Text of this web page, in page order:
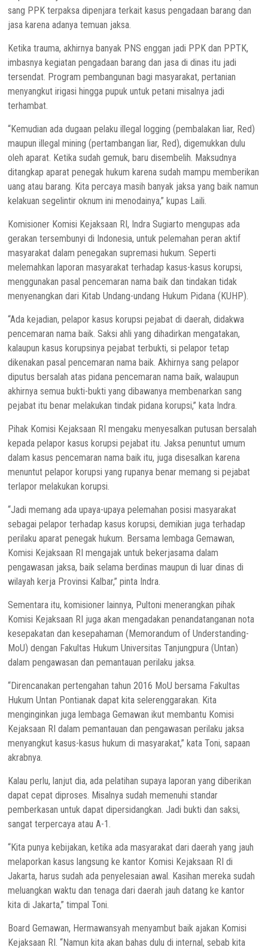
sang PPK terpaksa dipenjara terkait kasus pengadaan barang dan
jasa karena adanya temuan jaksa.
Ketika trauma, akhirnya banyak PNS enggan jadi PPK dan PPTK,
imbasnya kegiatan pengadaan barang dan jasa di dinas itu jadi
tersendat. Program pembangunan bagi masyarakat, pertanian
menyangkut irigasi hingga pupuk untuk petani misalnya jadi
terhambat.
“Kemudian ada dugaan pelaku illegal logging (pembalakan liar, Red)
maupun illegal mining (pertambangan liar, Red), digemukkan dulu
oleh aparat. Ketika sudah gemuk, baru disembelih. Maksudnya
ditangkap aparat penegak hukum karena sudah mampu memberikan
uang atau barang. Kita percaya masih banyak jaksa yang baik namun
kelakuan segelintir oknum ini menodainya,” kupas Laili.
Komisioner Komisi Kejaksaan RI, Indra Sugiarto mengupas ada
gerakan tersembunyi di Indonesia, untuk pelemahan peran aktif
masyarakat dalam penegakan supremasi hukum. Seperti
melemahkan laporan masyarakat terhadap kasus-kasus korupsi,
menggunakan pasal pencemaran nama baik dan tindakan tidak
menyenangkan dari Kitab Undang-undang Hukum Pidana (KUHP).
“Ada kejadian, pelapor kasus korupsi pejabat di daerah, didakwa
pencemaran nama baik. Saksi ahli yang dihadirkan mengatakan,
kalaupun kasus korupsinya pejabat terbukti, si pelapor tetap
dikenakan pasal pencemaran nama baik. Akhirnya sang pelapor
diputus bersalah atas pidana pencemaran nama baik, walaupun
akhirnya semua bukti-bukti yang dibawanya membenarkan sang
pejabat itu benar melakukan tindak pidana korupsi,” kata Indra.
Pihak Komisi Kejaksaan RI mengaku menyesalkan putusan bersalah
kepada pelapor kasus korupsi pejabat itu. Jaksa penuntut umum
dalam kasus pencemaran nama baik itu, juga disesalkan karena
menuntut pelapor korupsi yang rupanya benar memang si pejabat
terlapor melakukan korupsi.
“Jadi memang ada upaya-upaya pelemahan posisi masyarakat
sebagai pelapor terhadap kasus korupsi, demikian juga terhadap
perilaku aparat penegak hukum. Bersama lembaga Gemawan,
Komisi Kejaksaan RI mengajak untuk bekerjasama dalam
pengawasan jaksa, baik selama berdinas maupun di luar dinas di
wilayah kerja Provinsi Kalbar,” pinta Indra.
Sementara itu, komisioner lainnya, Pultoni menerangkan pihak
Komisi Kejaksaan RI juga akan mengadakan penandatanganan nota
kesepakatan dan kesepahaman (Memorandum of Understanding-
MoU) dengan Fakultas Hukum Universitas Tanjungpura (Untan)
dalam pengawasan dan pemantauan perilaku jaksa.
“Direncanakan pertengahan tahun 2016 MoU bersama Fakultas
Hukum Untan Pontianak dapat kita selerenggarakan. Kita
menginginkan juga lembaga Gemawan ikut membantu Komisi
Kejaksaan RI dalam pemantauan dan pengawasan perilaku jaksa
menyangkut kasus-kasus hukum di masyarakat,” kata Toni, sapaan
akrabnya.
Kalau perlu, lanjut dia, ada pelatihan supaya laporan yang diberikan
dapat cepat diproses. Misalnya sudah memenuhi standar
pemberkasan untuk dapat dipersidangkan. Jadi bukti dan saksi,
sangat terpercaya atau A-1.
“Kita punya kebijakan, ketika ada masyarakat dari daerah yang jauh
melaporkan kasus langsung ke kantor Komisi Kejaksaan RI di
Jakarta, harus sudah ada penyelesaian awal. Kasihan mereka sudah
meluangkan waktu dan tenaga dari daerah jauh datang ke kantor
kita di Jakarta,” timpal Toni.
Board Gemawan, Hermawansyah menyambut baik ajakan Komisi
Kejaksaan RI. “Namun kita akan bahas dulu di internal, sebab kita